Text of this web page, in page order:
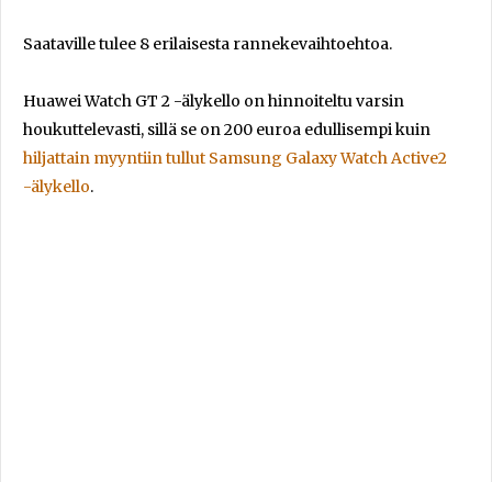
Saataville tulee 8 erilaisesta rannekevaihtoehtoa.
Huawei Watch GT 2 -älykello on hinnoiteltu varsin
houkuttelevasti, sillä se on 200 euroa edullisempi kuin
hiljattain myyntiin tullut Samsung Galaxy Watch Active2
-älykello.